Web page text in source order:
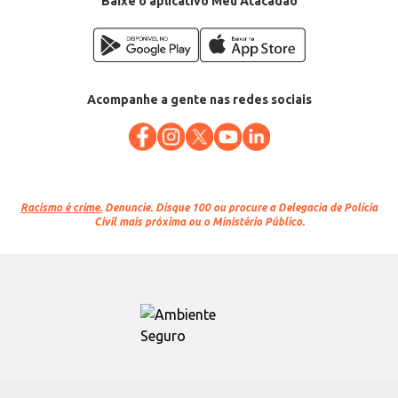
Acompanhe a gente nas redes sociais
Racismo é crime. Denuncie. Disque 100 ou procure a Delegacia de Polícia
Civil mais próxima ou o Ministério Público.